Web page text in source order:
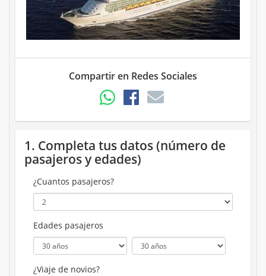
Compartir en Redes Sociales
1. Completa tus datos (número de
pasajeros y edades)
¿Cuantos pasajeros?
Edades pasajeros
¿Viaje de novios?